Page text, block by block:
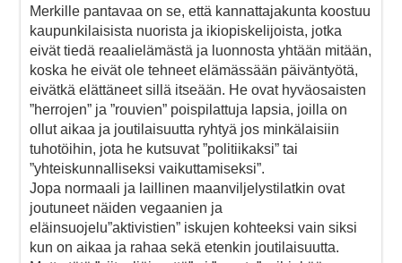
Merkille pantavaa on se, että kannattajakunta koostuu
kaupunkilaisista nuorista ja ikiopiskelijoista, jotka
eivät tiedä reaalielämästä ja luonnosta yhtään mitään,
koska he eivät ole tehneet elämässään päiväntyötä,
eivätkä elättäneet sillä itseään. He ovat hyväosaisten
”herrojen” ja ”rouvien” poispilattuja lapsia, joilla on
ollut aikaa ja joutilaisuutta ryhtyä jos minkälaisiin
tuhotöihin, jota he kutsuvat ”politiikaksi” tai
”yhteiskunnalliseksi vaikuttamiseksi”.
Jopa normaali ja laillinen maanviljelystilatkin ovat
joutuneet näiden vegaanien ja
eläinsuojelu”aktivistien” iskujen kohteeksi vain siksi
kun on aikaa ja rahaa sekä etenkin joutilaisuutta.